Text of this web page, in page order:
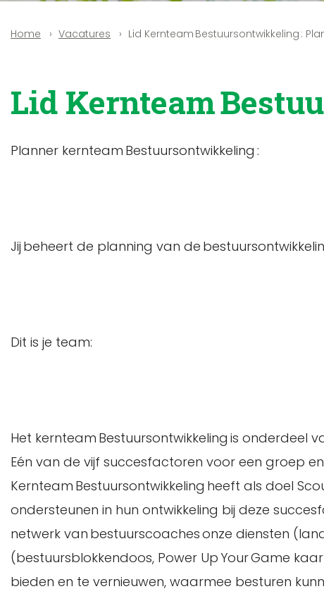
Home Vacatures Lid Kernteam Bestuursontwikkeling :
Lid Kernteam
Planner kernteam Bestuursontwikkeling :
Jij beheert de planning van de
Dit is je team:
Het kernteam Bestuursontwikkeling is onderdeel
Eén van de vijf succesfactoren voor een groep en
Kernteam Bestuursontwikkeling heeft als doel
ondersteunen in hun ontwikkeling bij deze
netwerk van bestuurscoaches onze diensten
(bestuursblokkendoos, Power Up Your Game
bieden en te vernieuwen, waarmee besturen